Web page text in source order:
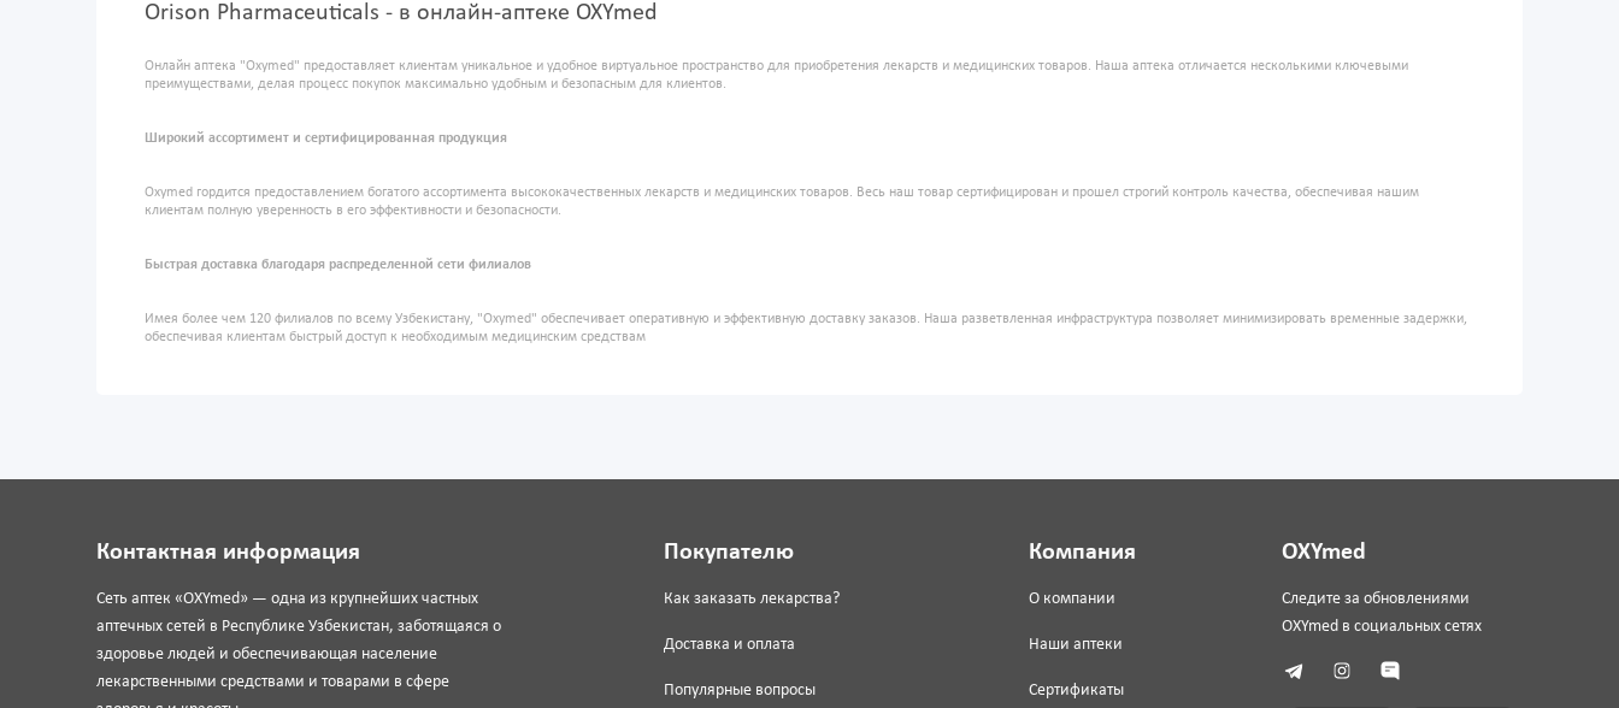
Orison Pharmaceuticals - в онлайн-аптеке OXYmed
Онлайн аптека "Oxymed" предоставляет клиентам уникальное и удобное виртуальное пространство для приобретения лекарств и медицинских товаров. Наша аптека отличается несколькими ключевыми
преимуществами, делая процесс покупок максимально удобным и безопасным для клиентов.
Широкий ассортимент и сертифицированная продукция
Oxymed гордится предоставлением богатого ассортимента высококачественных лекарств и медицинских товаров. Весь наш товар сертифицирован и прошел строгий контроль качества, обеспечивая нашим
клиентам полную уверенность в его эффективности и безопасности.
Быстрая доставка благодаря распределенной сети филиалов
Имея более чем 120 филиалов по всему Узбекистану, "Oxymed" обеспечивает оперативную и эффективную доставку заказов. Наша разветвленная инфраструктура позволяет минимизировать временные задержки,
обеспечивая клиентам быстрый доступ к необходимым медицинским средствам
Контактная информация
Сеть аптек «OXYmed» — одна из крупнейших частных
аптечных сетей в Республике Узбекистан, заботящаяся о
здоровье людей и обеспечивающая население
лекарственными средствами и товарами в сфере
Покупателю
Как заказать лекарства?
Доставка и оплата
Популярные вопросы
Компания
О компании
Наши аптеки
Сертификаты
OXYmed
Следите за обновлениями
OXYmed в социальных сетях